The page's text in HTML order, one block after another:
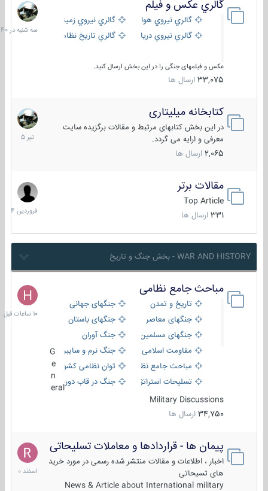
گالري عكس و فيلم
گالري نيروي هوايي
گالري نيروي زميني
گالري نيروي دريايي
گالري تاریخ نظامی
عکس و فیلمهای جنگی را در این بخش ارسال کنید.
33,075 ارسال ها
سه
شنبه
در
کتابخانه میلیتاری
در این بخش کتابهای مرتبط و مقالات برگزیده سایت
معرفی و ارایه می گردد.
2,065 ارسال ها
16
تیر
1405
مقالات برتر
Top Article
331 ارسال ها
29
فروردین
1404
WAR AND HISTORY - بخش جنگ و تاریخ
مباحث جامع نظامی
تاریخ و تمدن
جنگهای جهانی
جنگهای معاصر
جنگهای باستان
جنگهای مسلمین
جنگ آوران
مقاومت اسلامی
جنگ نرم و سایبری
مباحث جامع نظامی
توان نظامی کشورها
تسلیحات استراتژیک
جنگ در قاب دوربین
eral
Military Discussions
34,750 ارسال ها
10
ساعات
قبل
پیمان ها - قراردادها و معاملات تسلیحاتی
اخبار ، اطلاعات و مقالات منتشر شده رسمی در مورد خرید
های تسیحاتی
News & Article about International military
7
اسفند
1400